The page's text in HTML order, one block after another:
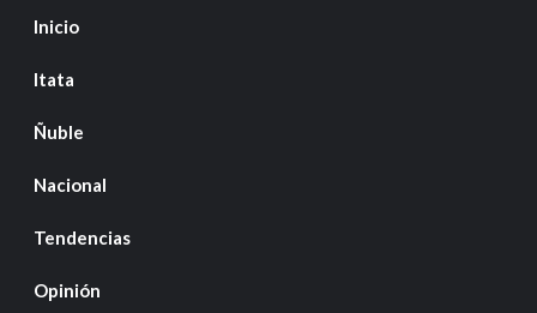
Inicio
Itata
Ñuble
Nacional
Tendencias
Opinión